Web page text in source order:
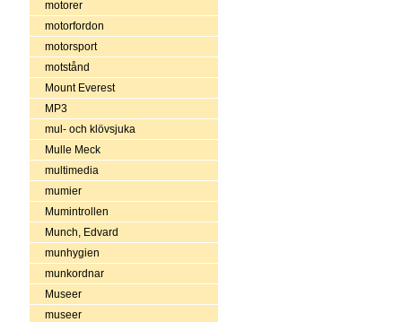
motorer
motorfordon
motorsport
motstånd
Mount Everest
MP3
mul- och klövsjuka
Mulle Meck
multimedia
mumier
Mumintrollen
Munch, Edvard
munhygien
munkordnar
Museer
museer